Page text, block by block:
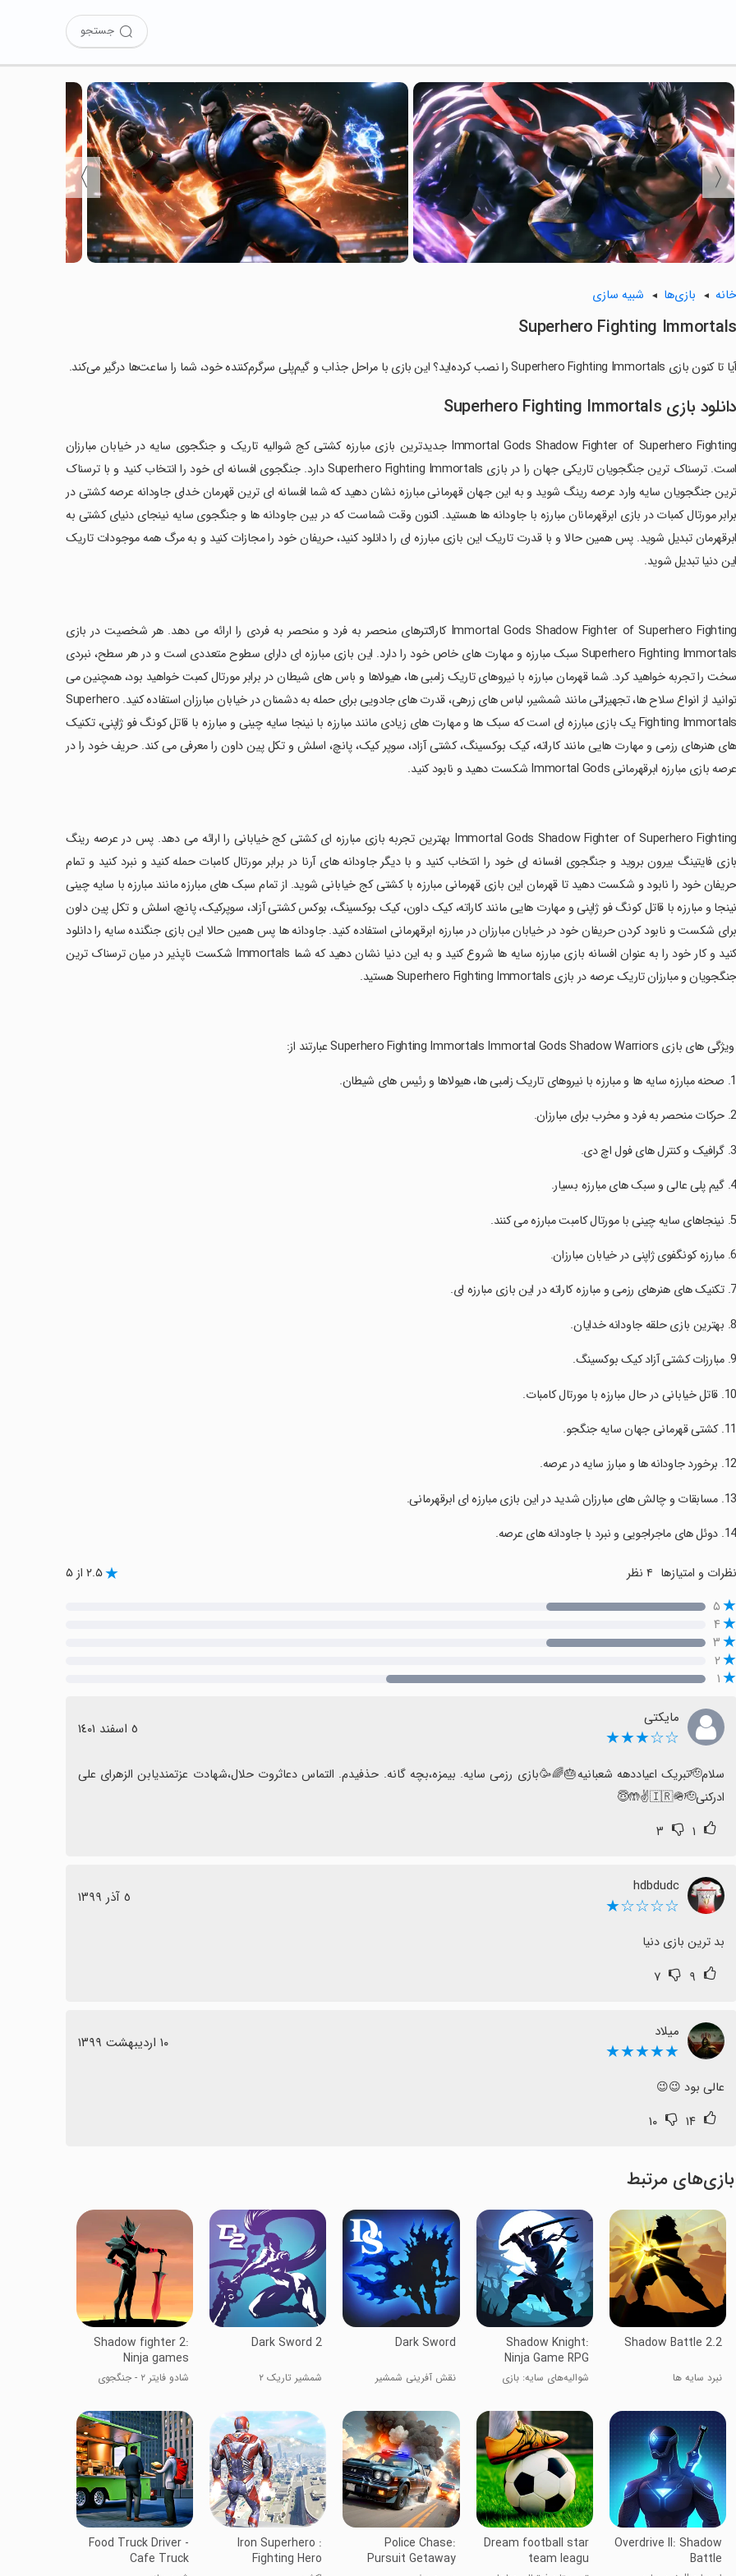
جستجو
〈
〉
خانه بازی‌ها شبیه سازی
Superhero Fighting Immortals
آیا تا کنون بازی Superhero Fighting Immortals را نصب کرده‌اید؟ این بازی با مراحل جذاب و گیم‌پلی سرگرم‌کننده خود، شما را ساعت‌ها درگیر می‌کند.
دانلود بازی Superhero Fighting Immortals
Immortal Gods Shadow Fighter of Superhero Fighting جدیدترین بازی مبارزه کشتی کج شوالیه تاریک و جنگجوی سایه در خیابان مبارزان
است. ترسناک ترین جنگجویان تاریکی جهان را در بازی Superhero Fighting Immortals دارد. جنگجوی افسانه ای خود را انتخاب کنید و با ترسناک
ترین جنگجویان سایه وارد عرصه رینگ شوید و به این جهان قهرمانی مبارزه نشان دهید که شما افسانه ای ترین قهرمان خدای جاودانه عرصه کشتی در
برابر مورتال کمبات در بازی ابرقهرمانان مبارزه با جاودانه ها هستید. اکنون وقت شماست که در بین جاودانه ها و جنگجوی سایه نینجای دنیای کشتی به
ابرقهرمان تبدیل شوید. پس همین حالا و با قدرت تاریک این بازی مبارزه ای را دانلود کنید، حریفان خود را مجازات کنید و به مرگ همه موجودات تاریک
این دنیا تبدیل شوید.
‏Immortal Gods Shadow Fighter of Superhero Fighting کاراکترهای منحصر به فرد و منحصر به فردی را ارائه می دهد. هر شخصیت در بازی
Superhero Fighting Immortals سبک مبارزه و مهارت های خاص خود را دارد. این بازی مبارزه ای دارای سطوح متعددی است و در هر سطح، نبردی
سخت را تجربه خواهید کرد. شما قهرمان مبارزه با نیروهای تاریک زامبی ها، هیولاها و باس های شیطان در برابر مورتال کمبت خواهید بود، همچنین می
توانید از انواع سلاح ها، تجهیزاتی مانند شمشیر، لباس های زرهی، قدرت های جادویی برای حمله به دشمنان در خیابان مبارزان استفاده کنید. Superhero
Fighting Immortals یک بازی مبارزه ای است که سبک ها و مهارت های زیادی مانند مبارزه با نینجا سایه چینی و مبارزه با قاتل کونگ فو ژاپنی، تکنیک
های هنرهای رزمی و مهارت هایی مانند کاراته، کیک بوکسینگ، کشتی آزاد، سوپر کیک، پانچ، اسلش و تکل پین داون را معرفی می کند. حریف خود را در
عرصه بازی مبارزه ابرقهرمانی Immortal Gods شکست دهید و نابود کنید.
‏Immortal Gods Shadow Fighter of Superhero Fighting بهترین تجربه بازی مبارزه ای کشتی کج خیابانی را ارائه می دهد. پس در عرصه رینگ
بازی فایتینگ بیرون بروید و جنگجوی افسانه ای خود را انتخاب کنید و با دیگر جاودانه های آرنا در برابر مورتال کامبات حمله کنید و نبرد کنید و تمام
حریفان خود را نابود و شکست دهید تا قهرمان این بازی قهرمانی مبارزه با کشتی کج خیابانی شوید. از تمام سبک های مبارزه مانند مبارزه با سایه چینی
نینجا و مبارزه با قاتل کونگ فو ژاپنی و مهارت هایی مانند کاراته، کیک داون، کیک بوکسینگ، بوکس کشتی آزاد، سوپرکیک، پانچ، اسلش و تکل پین داون
برای شکست و نابود کردن حریفان خود در خیابان مبارزان در مبارزه ابرقهرمانی استفاده کنید. جاودانه ها پس همین حالا این بازی جنگنده سایه را دانلود
کنید و کار خود را به عنوان افسانه بازی مبارزه سایه ها شروع کنید و به این دنیا نشان دهید که شما Immortals شکست ناپذیر در میان ترسناک ترین
جنگجویان و مبارزان تاریک عرصه در بازی Superhero Fighting Immortals هستید.
‏ ویژگی های بازی Superhero Fighting Immortals Immortal Gods Shadow Warriors عبارتند از:
نظرات و امتیازها ۲.۵ از ۵
۵
۴
۳
۲
۱
مایکتی
☆☆★★★ ٥ اسفند ١٤٠١
ادرکنی🇮🇷🪖🫡✌️🤲😇
۱ ۳
hdbdudc
☆☆☆☆★ ٥ آذر ١٣٩٩
بد ترین بازی دنیا
۹ ۷
میلاد
★★★★★ ١٠ اردیبهشت ١٣٩٩
عالی بود 😉😉
۱۴ ۱۰
بازی‌های مرتبط
Shadow Battle 2.2
نبرد سایه ها
Shadow Knight:
Ninja Game RPG
شوالیه‌های سایه: بازی
Dark Sword
نقش آفرینی شمشیر
Dark Sword 2
شمشیر تاریک ۲
Shadow fighter 2:
Ninja games
شادو فایتر ۲ - جنگجوی
Overdrive II: Shadow
Battle
Dream football star
team leagu
Police Chase:
Pursuit Getaway
Iron Superhero :
Fighting Hero
Food Truck Driver -
Cafe Truck